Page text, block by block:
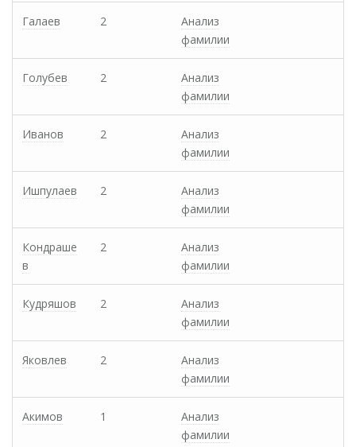
Галаев 2
Анализ
фамилии
Голубев 2
Анализ
фамилии
Иванов 2
Анализ
фамилии
Ишпулаев 2
Анализ
фамилии
Кондраше
в
2
Анализ
фамилии
Кудряшов 2
Анализ
фамилии
Яковлев 2
Анализ
фамилии
Акимов 1
Анализ
фамилии